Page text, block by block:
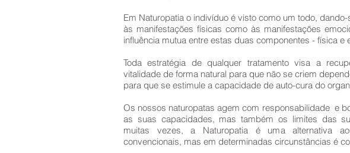
Em Naturopatia o indivíduo é visto como um todo,
às manifestações físicas como às manifestações
influência mutua entre estas duas componentes - física e
Toda estratégia de qualquer tratamento visa a
vitalidade de forma natural para que não se criem
para que se estimule a capacidade de auto-cura do
Os nossos naturopatas agem com responsabilidade e
as suas capacidades, mas também os limites das
muitas vezes, a Naturopatia é uma alternativa
convencionais, mas em determinadas circunstâncias é